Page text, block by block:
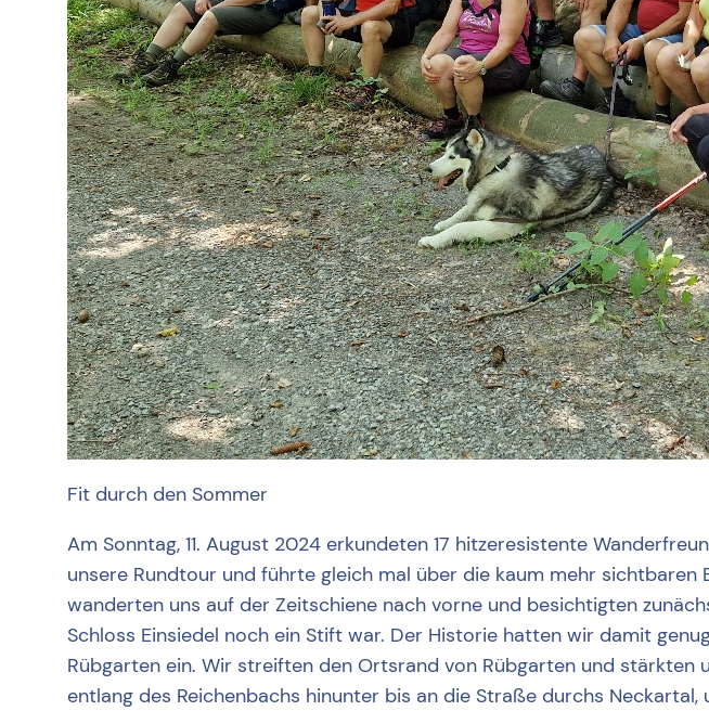
Fit durch den Sommer
Am Sonntag, 11. August 2024 erkundeten 17 hitzeresistente
unsere Rundtour und führte gleich mal über die kaum mehr
wanderten uns auf der Zeitschiene nach vorne und besichtigten
Schloss Einsiedel noch ein Stift war. Der Historie hatten wir damit
Rübgarten ein. Wir streiften den Ortsrand von Rübgarten und
entlang des Reichenbachs hinunter bis an die Straße durchs